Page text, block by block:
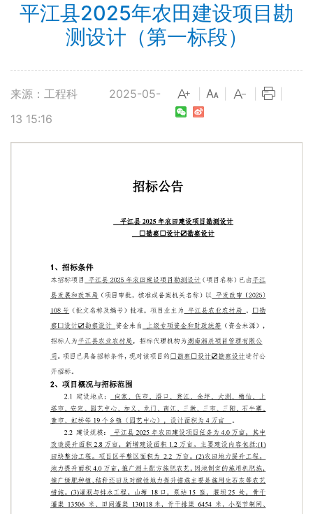
平江县2025年农田建设项目勘
测设计（第一标段）
来源：工程科
2025-05-
13 15:16